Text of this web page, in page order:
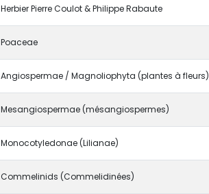
Herbier Pierre Coulot & Philippe Rabaute
Poaceae
Angiospermae / Magnoliophyta (plantes à fleurs)
Mesangiospermae (mésangiospermes)
Monocotyledonae (Lilianae)
Commelinids (Commelidinées)